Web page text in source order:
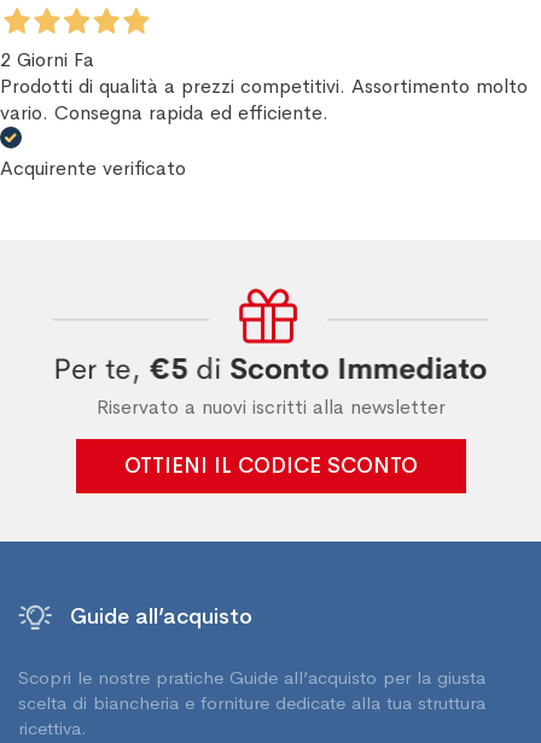
2 Giorni Fa
Prodotti di qualità a prezzi competitivi. Assortimento molto
vario. Consegna rapida ed efficiente.
Acquirente verificato
Riservato a nuovi iscritti alla newsletter
OTTIENI IL CODICE SCONTO
Guide all’acquisto
Scopri le nostre pratiche Guide all’acquisto per la giusta
scelta di biancheria e forniture dedicate alla tua struttura
ricettiva.